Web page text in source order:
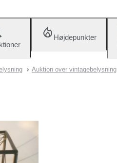
Højdepunkter
Auktion over vintagebelysning